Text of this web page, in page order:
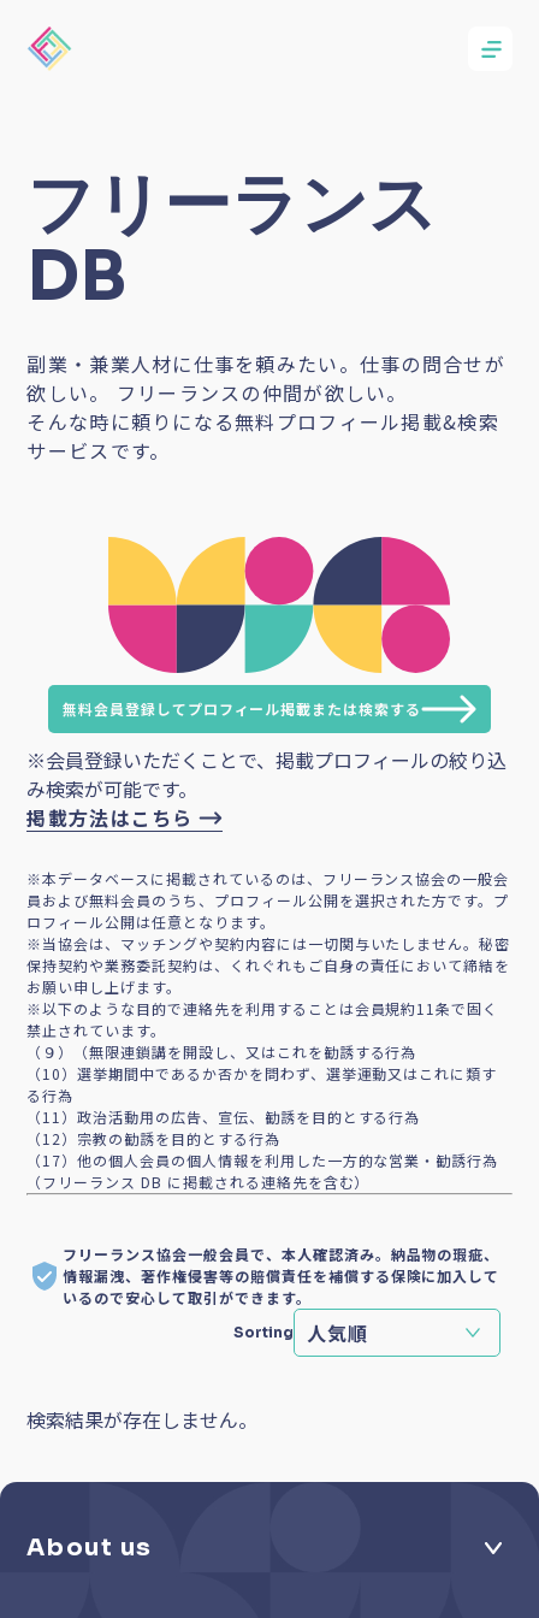
フリーランス
DB
副業・兼業人材に仕事を頼みたい。仕事の問合せが
欲しい。 フリーランスの仲間が欲しい。
そんな時に頼りになる無料プロフィール掲載&検索
サービスです。
無料会員登録してプロフィール掲載または検索する
※会員登録いただくことで、掲載プロフィールの絞り込
み検索が可能です。
掲載方法はこちら
※本データベースに掲載されているのは、フリーランス協会の一般会
員および無料会員のうち、プロフィール公開を選択された方です。プ
ロフィール公開は任意となります。
※当協会は、マッチングや契約内容には一切関与いたしません。秘密
保持契約や業務委託契約は、くれぐれもご自身の責任において締結を
お願い申し上げます。
※以下のような目的で連絡先を利用することは会員規約11条で固く
禁止されています。
（９）（無限連鎖講を開設し、又はこれを勧誘する行為
（10）選挙期間中であるか否かを問わず、選挙運動又はこれに類す
る行為
（11）政治活動用の広告、宣伝、勧誘を目的とする行為
（12）宗教の勧誘を目的とする行為
（17）他の個人会員の個人情報を利用した一方的な営業・勧誘行為
（フリーランス DB に掲載される連絡先を含む）
フリーランス協会一般会員で、本人確認済み。納品物の瑕疵、
情報漏洩、著作権侵害等の賠償責任を補償する保険に加入して
いるので安心して取引ができます。
Sorting
検索結果が存在しません。
About us